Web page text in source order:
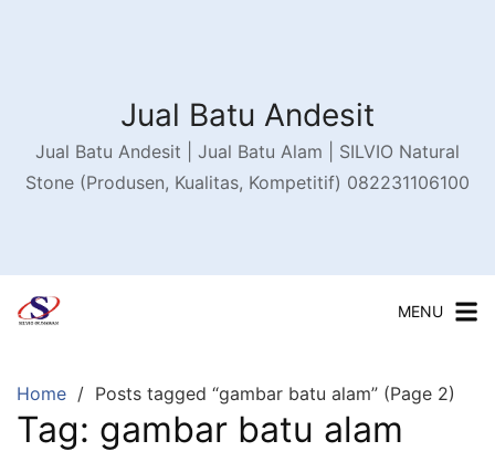
Jual Batu Andesit
Jual Batu Andesit | Jual Batu Alam | SILVIO Natural
Stone (Produsen, Kualitas, Kompetitif) 082231106100
MENU
Home Posts tagged “gambar batu alam” (Page 2)
Tag: gambar batu alam